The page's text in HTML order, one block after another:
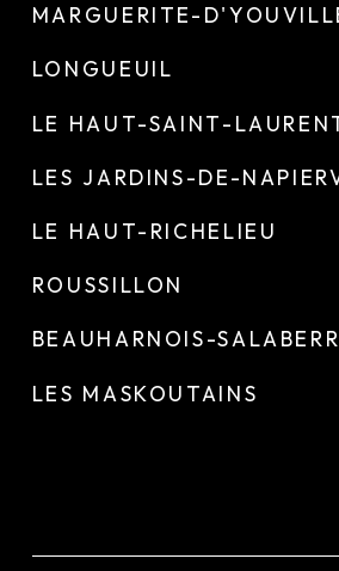
MARGUERITE-
LONGUEUIL
LE HAUT-SAINT-
LES JARDINS-DE-
LE HAUT-RICHELIEU
ROUSSILLON
BEAUHARNOIS-
LES MASKOUTAINS